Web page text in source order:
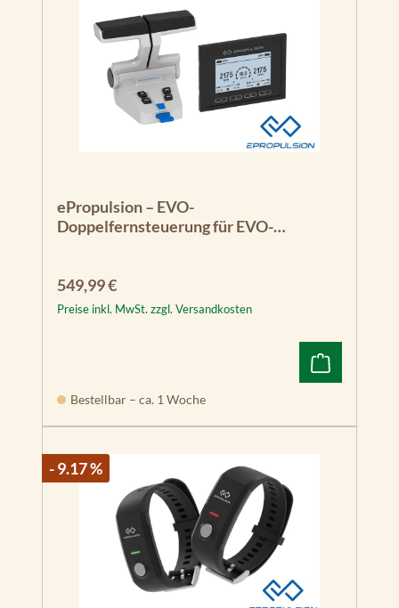
ePropulsion – EVO-
Doppelfernsteuerung für EVO-
Regulärer Preis:
549,99 €
Preise inkl. MwSt. zzgl. Versandkosten
Bestellbar – ca. 1 Woche
- 9.17 %